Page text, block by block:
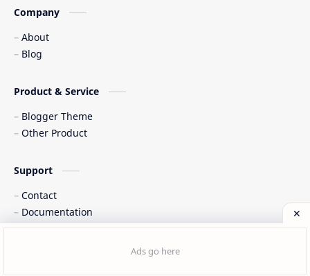
Post a Comment
Company
About
Blog
Product & Service
Blogger Theme
Other Product
Support
Contact
Documentation
. All rights reserved.